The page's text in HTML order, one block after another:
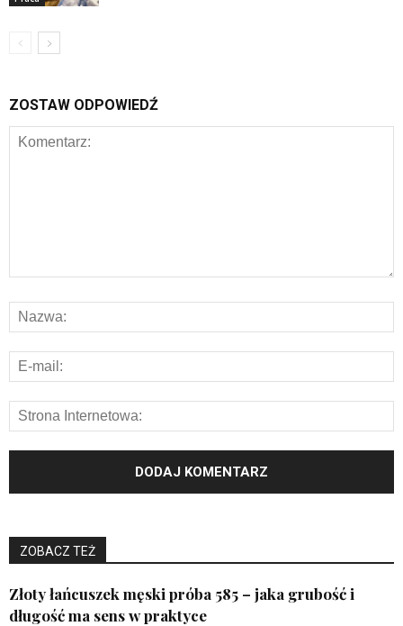
ZOSTAW ODPOWIEDŹ
ZOBACZ TEŻ
Złoty łańcuszek męski próba 585 – jaka grubość i
długość ma sens w praktyce